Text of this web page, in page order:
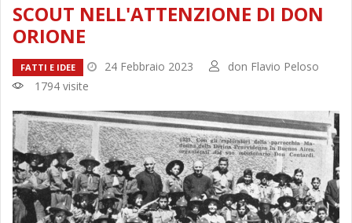
SCOUT NELL'ATTENZIONE DI DON
ORIONE
FATTI E IDEE 24 Febbraio 2023
don Flavio Peloso
1794 visite